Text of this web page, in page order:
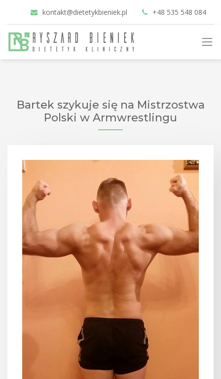
kontakt@dietetykbieniek.pl +48 535 548 084
Bartek szykuje się na Mistrzostwa
Polski w Armwrestlingu